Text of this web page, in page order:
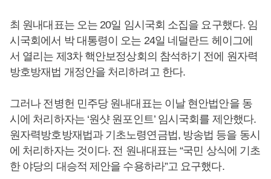
최 원내대표는 오는 20일 임시국회 소집을 요구했다. 임
시국회에서 박 대통령이 오는 24일 네덜란드 헤이그에
서 열리는 제3차 핵안보정상회의 참석하기 전에 원자력
방호방재법 개정안을 처리하려고 한다.
그러나 전병헌 민주당 원내대표는 이날 현안법안을 동
시에 처리하자는 ‘원샷 원포인트’ 임시국회를 제안했다.
원자력방호방재법과 기초노령연금법, 방송법 등을 동시
에 처리하자는 것이다. 전 원내대표는 “국민 상식에 기초
한 야당의 대승적 제안을 수용하라”고 요구했다.